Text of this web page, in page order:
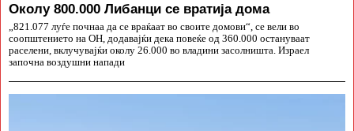
Околу 800.000 Либанци се вратија дома
„821.077 луѓе почнаа да се враќаат во своите домови“, се вели во
соопштението на ОН, додавајќи дека повеќе од 360.000 остануваат
раселени, вклучувајќи околу 26.000 во владини засолништа. Израел
започна воздушни напади